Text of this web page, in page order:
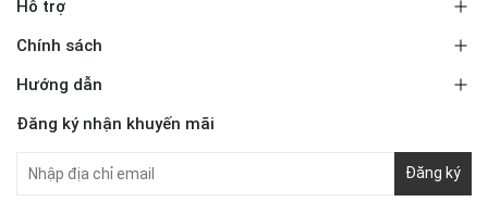
Hỗ trợ
Chính sách
Hướng dẫn
Đăng ký nhận khuyến mãi
Đăng ký